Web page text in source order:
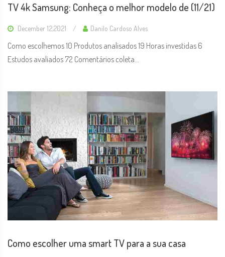
TV 4k Samsung: Conheça o melhor modelo de (11/21)
December 12,2021 Danilo Cardoso Alves
Como escolhemos 10 Produtos analisados 19 Horas investidas 6
Estudos avaliados 72 Comentários coleta...
Como escolher uma smart TV para a sua casa